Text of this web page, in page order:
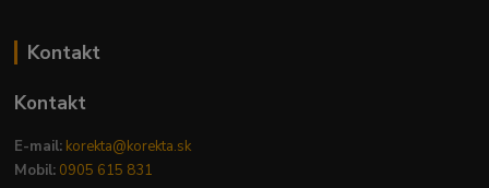
Kontakt
Kontakt
E-mail: korekta@korekta.sk
Mobil: 0905 615 831